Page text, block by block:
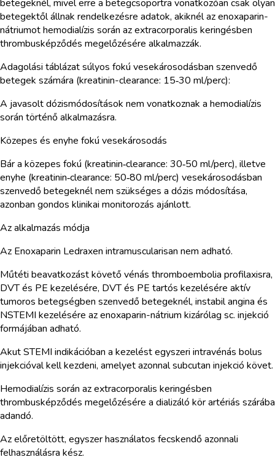
betegeknél, mivel erre a betegcsoportra vonatkozóan csak olyan
betegektől állnak rendelkezésre adatok, akiknél az enoxaparin-
nátriumot hemodialízis során az extracorporalis keringésben
thrombusképződés megelőzésére alkalmazzák.
Adagolási táblázat súlyos fokú vesekárosodásban szenvedő
betegek számára (kreatinin-clearance: 15‑30 ml/perc):
A javasolt dózismódosítások nem vonatkoznak a hemodialízis
során történő alkalmazásra.
Közepes és enyhe fokú vesekárosodás
Bár a közepes fokú (kreatinin‑clearance: 30‑50 ml/perc), illetve
enyhe (kreatinin‑clearance: 50‑80 ml/perc) vesekárosodásban
szenvedő betegeknél nem szükséges a dózis módosítása,
azonban gondos klinikai monitorozás ajánlott.
Az alkalmazás módja
Az Enoxaparin Ledraxen intramuscularisan nem adható.
Műtéti beavatkozást követő vénás thromboembolia profilaxisra,
DVT és PE kezelésére, DVT és PE tartós kezelésére aktív
tumoros betegségben szenvedő betegeknél, instabil angina és
NSTEMI kezelésére az enoxaparin-nátrium kizárólag sc. injekció
formájában adható.
Akut STEMI indikációban a kezelést egyszeri intravénás bolus
injekcióval kell kezdeni, amelyet azonnal subcutan injekció követ.
Hemodialízis során az extracorporalis keringésben
thrombusképződés megelőzésére a dializáló kör artériás szárába
adandó.
Az előretöltött, egyszer használatos fecskendő azonnali
felhasználásra kész.